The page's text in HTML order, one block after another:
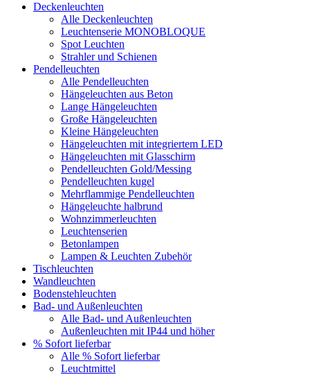
Deckenleuchten
Alle Deckenleuchten
Leuchtenserie MONOBLOQUE
Spot Leuchten
Strahler und Schienen
Pendelleuchten
Alle Pendelleuchten
Hängeleuchten aus Beton
Lange Hängeleuchten
Große Hängeleuchten
Kleine Hängeleuchten
Hängeleuchten mit integriertem LED
Hängeleuchten mit Glasschirm
Pendelleuchten Gold/Messing
Pendelleuchten kugel
Mehrflammige Pendelleuchten
Hängeleuchte halbrund
Wohnzimmerleuchten
Leuchtenserien
Betonlampen
Lampen & Leuchten Zubehör
Tischleuchten
Wandleuchten
Bodenstehleuchten
Bad- und Außenleuchten
Alle Bad- und Außenleuchten
Außenleuchten mit IP44 und höher
% Sofort lieferbar
Alle % Sofort lieferbar
Leuchtmittel